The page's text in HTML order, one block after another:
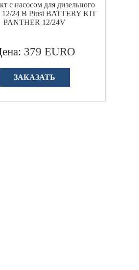
с насосом для дизельного
12/24 В Piusi BATTERY KIT
PANTHER 12/24V
379 EURO
ЗАКАЗАТЬ